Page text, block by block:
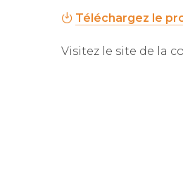
Téléchargez le
Visitez le site de la